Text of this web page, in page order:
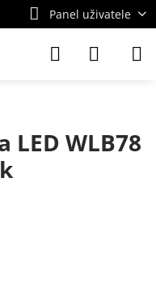
Panel uživatele
WLB78